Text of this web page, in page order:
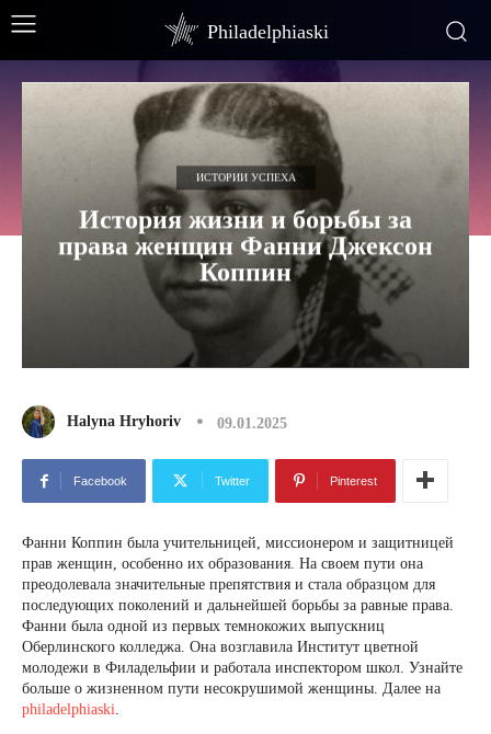
Philadelphiaski
ИСТОРИИ УСПЕХА
История жизни и борьбы за
права женщин Фанни Джексон
Коппин
Halyna Hryhoriv 09.01.2025
Facebook Twitter Pinterest
Фанни Коппин была учительницей, миссионером и защитницей
прав женщин, особенно их образования. На своем пути она
преодолевала значительные препятствия и стала образцом для
последующих поколений и дальнейшей борьбы за равные права.
Фанни была одной из первых темнокожих выпускниц
Оберлинского колледжа. Она возглавила Институт цветной
молодежи в Филадельфии и работала инспектором школ. Узнайте
больше о жизненном пути несокрушимой женщины. Далее на
philadelphiaski.